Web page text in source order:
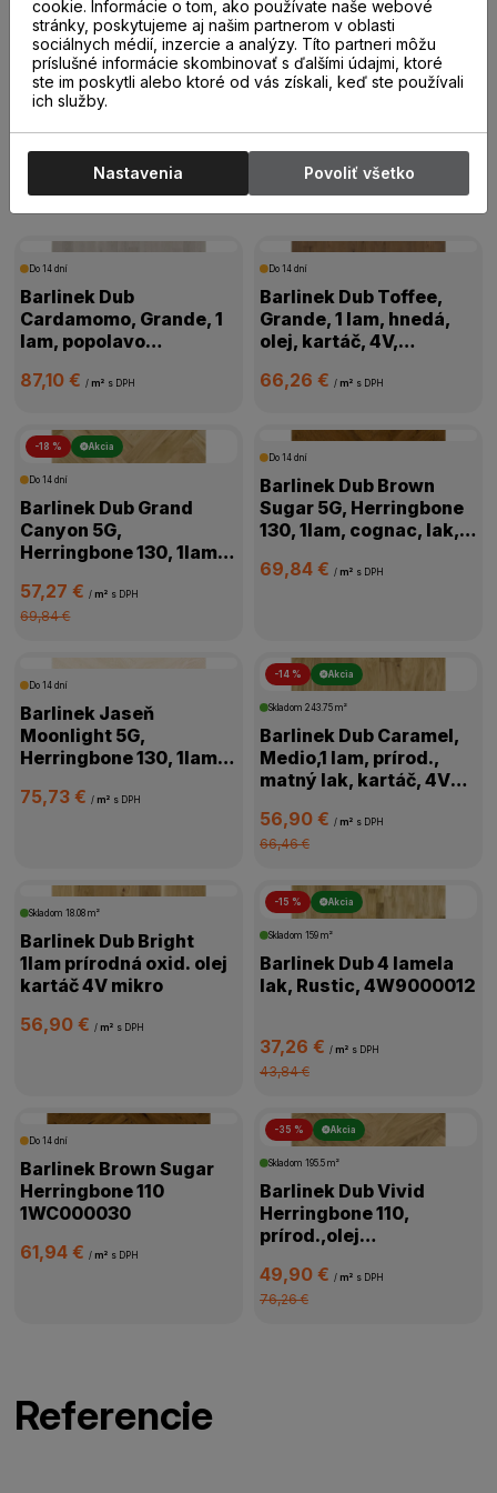
/m²s DPH /m² s DPH
Drevené parkety
Drevené parkety
Do 14 dní
Barlinek Dub
Cardamomo, Grande, 1
lam, popolavo
4V mikro, 1WG000665
87,10 €/ m² s DPH
Do 14 dní
Barlinek Dub Toffee,
Grande, 1 lam, hnedá,
olej, kartáč, 4V,
66,26 € / m² s DPH
-18 % Akcia
Do 14 dní
Barlinek Dub Grand
Canyon 5G,
Herringbone 130, 1lam,
kartáč,4V,1WC000011
57,27 €/ m² s DPH
69,84 €
Do 14 dní
Barlinek Dub Brown
Sugar 5G, Herringbone
130, 1lam, cognac, lak,
69,84 € / m² s DPH
Do 14 dní
Barlinek Jaseň
Moonlight 5G,
Herringbone 130, 1lam,
mikro, 1WC000018
75,73 €/ m² s DPH
-14 % Akcia
Skladom 243.75 m²
Barlinek Dub Caramel,
Medio,1 lam, prírod.,
matný lak, kartáč, 4V
56,90 € / m² s DPH
66,46 €
Skladom18.08 m²
Barlinek Dub Bright
1lam prírodná oxid. olej
kartáč 4V mikro
56,90 €/ m² s DPH
-15 % Akcia
Skladom 159 m²
Barlinek Dub 4 lamela
lak, Rustic, 4W9000012
37,26 € / m² s DPH
43,84 €
Do 14 dní
Barlinek Brown Sugar
Herringbone 110
1WC000030
61,94 €/ m² s DPH
-35 % Akcia
Skladom 195.5 m²
Barlinek Dub Vivid
Herringbone 110,
prírod.,olej
mikro,1WC000058
49,90 € / m² s DPH
76,26 €
Referencie
cookie. Informácie o tom, ako používate naše webové
stránky, poskytujeme aj našim partnerom v oblasti
sociálnych médií, inzercie a analýzy. Títo partneri môžu
príslušné informácie skombinovať s ďalšími údajmi, ktoré
ste im poskytli alebo ktoré od vás získali, keď ste používali
ich služby.
Nastavenia Povoliť všetko